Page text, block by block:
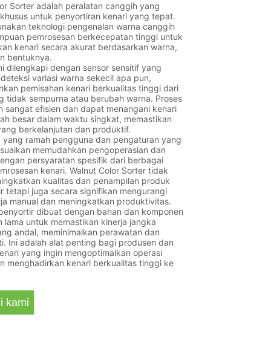
Sorter adalah peralatan canggih yang
untuk penyortiran kenari yang tepat.
teknologi pengenalan warna canggih
pemrosesan berkecepatan tinggi untuk
kenari secara akurat berdasarkan warna,
bentuknya.
dilengkapi dengan sensor sensitif yang
variasi warna sekecil apa pun,
pemisahan kenari berkualitas tinggi dari
tidak sempurna atau berubah warna. Proses
sangat efisien dan dapat menangani kenari
besar dalam waktu singkat, memastikan
berkelanjutan dan produktif.
yang ramah pengguna dan pengaturan yang
memudahkan pengoperasian dan
persyaratan spesifik dari berbagai
kenari. Walnut Color Sorter tidak
kualitas dan penampilan produk
tetapi juga secara signifikan mengurangi
manual dan meningkatkan produktivitas.
dibuat dengan bahan dan komponen
lama untuk memastikan kinerja jangka
andal, meminimalkan perawatan dan
Ini adalah alat penting bagi produsen dan
yang ingin mengoptimalkan operasi
menghadirkan kenari berkualitas tinggi ke
kami